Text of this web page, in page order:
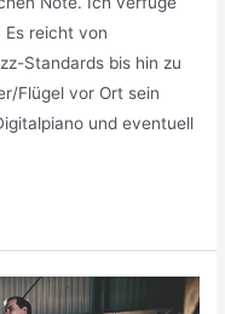
reicht von
Standards bis hin zu
Flügel vor Ort sein
und eventuell